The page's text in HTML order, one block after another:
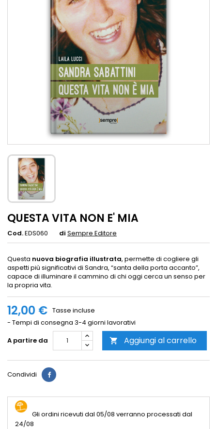
QUESTA VITA NON E' MIA
Cod.EDS060 di Sempre Editore
Questa nuova biografia illustrata, permette di cogliere gli
aspetti più significativi di Sandra, “santa della porta accanto”,
capace di illuminare il cammino di chi oggi cerca un senso per
la propria vita.
12,00 € Tasse incluse
- Tempi di consegna 3-4 giorni lavorativi
A partire da
 Aggiungi al carrello
Condividi
Gli ordini ricevuti dal 05/08 verranno processati dal
24/08